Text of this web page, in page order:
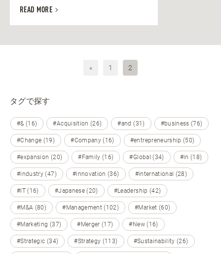
READ MORE
« 1 2
タグで探す
#& (16) #Acquisition (26) #and (31) #business (76)
#Change (19) #Company (16) #entrepreneurship (50)
#expansion (20) #Family (16) #Global (34) #in (18)
#industry (47) #innovation (36) #international (28)
#IT (16) #Japanese (20) #Leadership (42)
#M&A (80) #Management (102) #Market (60)
#Marketing (37) #Merger (17) #New (16)
#Strategic (34) #Strategy (113) #Sustainability (26)